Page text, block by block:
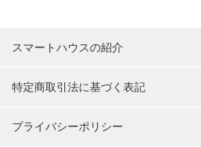
スマートハウスの紹介
特定商取引法に基づく表記
プライバシーポリシー